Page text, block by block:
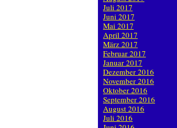
Juli 2017
Juni 2017
Mai 2017
April 2017
März 2017
Februar 2017
Januar 2017
Dezember 2016
November 2016
Oktober 2016
September 2016
August 2016
Juli 2016